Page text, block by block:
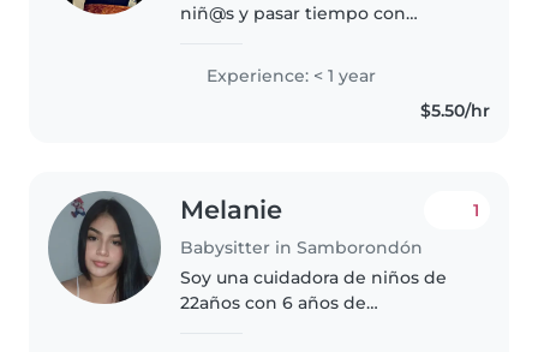
niñ@s y pasar tiempo con
con su ñiño Más me gusta cuidar
bebés tengo experiencia
Experience: < 1 year
$5.50/hr
Melanie
Babysitter in Samborondón
1
Soy una cuidadora de niños de
22años con 6 años de